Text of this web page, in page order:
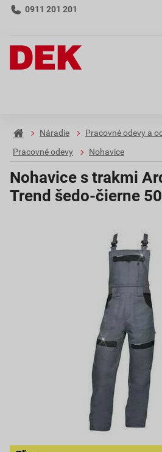
0911 201 201
Náradie
Pracovné odevy a
Pracovné odevy
Nohavice
Nohavice s trakmi
Trend šedo-čierne 50